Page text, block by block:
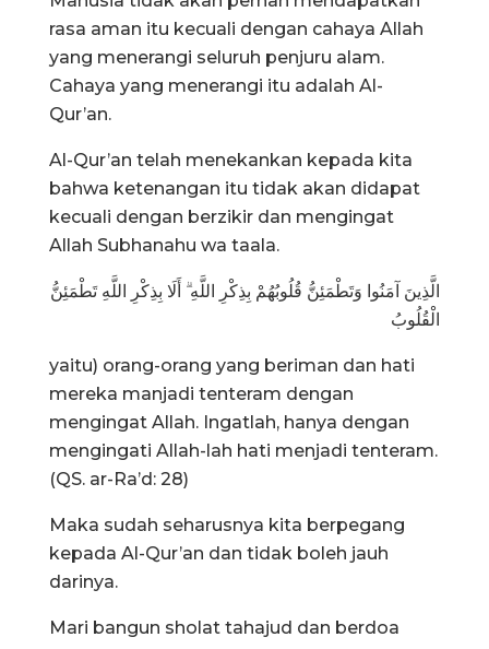
rasa aman itu kecuali dengan cahaya Allah
yang menerangi seluruh penjuru alam.
Cahaya yang menerangi itu adalah Al-
Qur’an.
Al-Qur’an telah menekankan kepada kita
bahwa ketenangan itu tidak akan didapat
kecuali dengan berzikir dan mengingat
Allah Subhanahu wa taala.
الَّذِينَ آمَنُوا وَتَطْمَئِنُّ قُلُوبُهُمْ بِذِكْرِ اللَّهِ ۗ أَلَا بِذِكْرِ اللَّهِ تَطْمَئِنُّ
الْقُلُوبُ
yaitu) orang-orang yang beriman dan hati
mereka manjadi tenteram dengan
mengingat Allah. Ingatlah, hanya dengan
mengingati Allah-lah hati menjadi tenteram.
(QS. ar-Ra’d: 28)
Maka sudah seharusnya kita berpegang
kepada Al-Qur’an dan tidak boleh jauh
darinya.
Mari bangun sholat tahajud dan berdoa